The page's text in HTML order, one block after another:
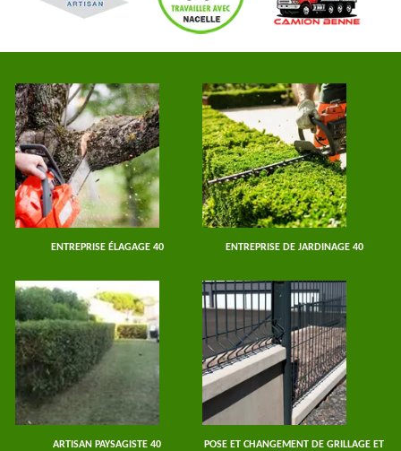
ENTREPRISE ÉLAGAGE 40 ENTREPRISE DE JARDINAGE 40
ARTISAN PAYSAGISTE 40
POSE ET CHANGEMENT DE GRILLAGE ET